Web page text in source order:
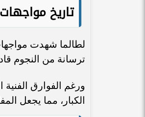
تاريخ
لطالما شهدت
ترسانة من النجوم
ورغم الفوارق
الكبار، مما يجعل